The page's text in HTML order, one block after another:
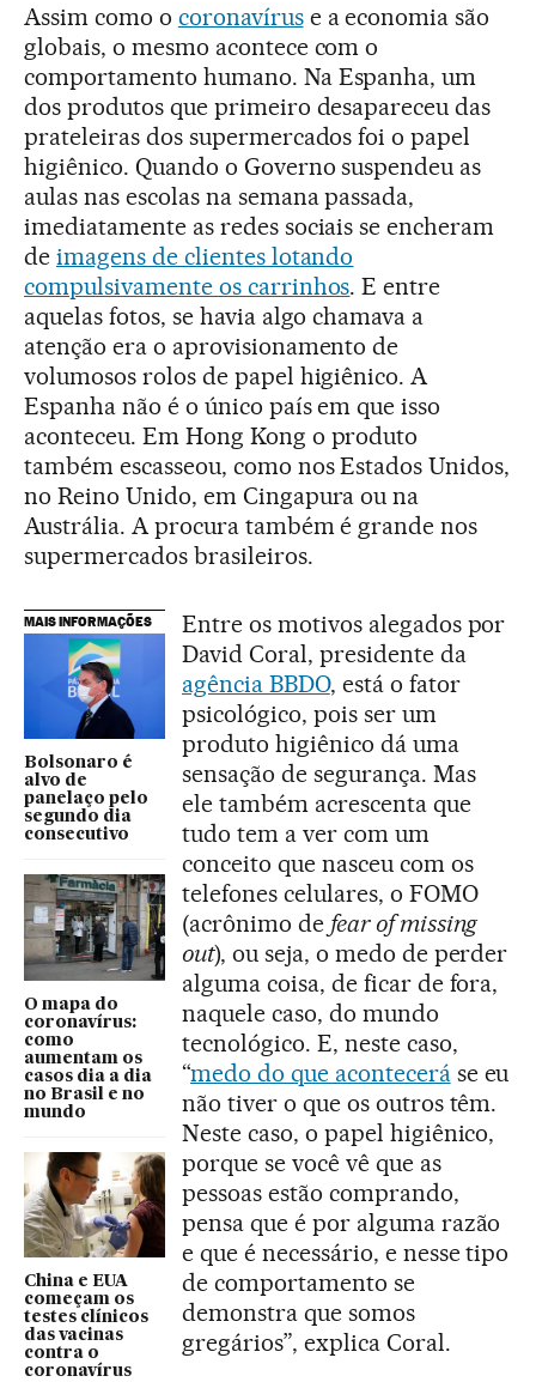
Assim como o coronavíruse a economia são
globais, o mesmo acontece com o
comportamento humano. Na Espanha, um
dos produtos que primeiro desapareceu das
prateleiras dos supermercados foi o papel
higiênico. Quando o Governo suspendeu as
aulas nas escolas na semana passada,
imediatamente as redes sociais se encheram
de imagens de clientes lotando
compulsivamente os carrinhos. E entre
aquelas fotos, se havia algo chamava a
atenção era o aprovisionamento de
volumosos rolos de papel higiênico. A
Espanha não é o único país em que isso
aconteceu. Em Hong Kong o produto
também escasseou, como nos Estados Unidos,
no Reino Unido, em Cingapura ou na
Austrália. A procura também é grande nos
supermercados brasileiros.
MAIS INFORMAÇÕES
Bolsonaro é
alvo de
panelaço pelo
segundo dia
consecutivo
O mapa do
coronavírus:
como
aumentam os
casos dia a dia
no Brasil e no
mundo
China e EUA
começam os
testes clínicos
das vacinas
contra o
coronavírus
Entre os motivos alegados por
David Coral, presidente da
agência BBDO, está o fator
psicológico, pois ser um
produto higiênico dá uma
sensação de segurança. Mas
ele também acrescenta que
tudo tem a ver com um
conceito que nasceu com os
telefones celulares, o FOMO
(acrônimo de fear of missing
out), ou seja, o medo de perder
alguma coisa, de ficar de fora,
naquele caso, do mundo
tecnológico. E, neste caso,
“medo do que aconteceráse eu
não tiver o que os outros têm.
Neste caso, o papel higiênico,
porque se você vê que as
pessoas estão comprando,
pensa que é por alguma razão
e que é necessário, e nesse tipo
de comportamento se
demonstra que somos
gregários”, explica Coral.